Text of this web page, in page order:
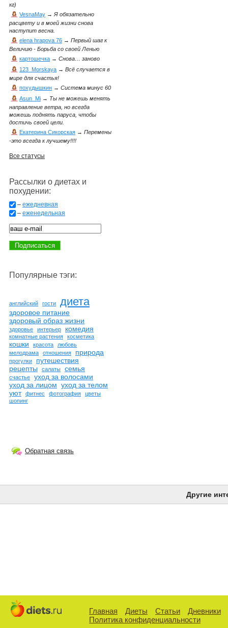
кг)
VesnaMay →Я обязательно
расцвету и в моей жизни снова
наступит весна.
elena hrapova 76 → Первый шаг к
Величию - Борьба со своей Ленью
картошечка → Снова… заново
123_Morskaya → Всё случается в
мире для счастья!
похудышкин → Система минус 60
Asun_Mi → Ты не можешь менять
направление ветра, но всегда
можешь поднять паруса, чтобы
достичь своей цели.
Екатерина Сикорская → Перемены
-это всегда к лучшему!!!!
Все статусы
Рассылки о диетах и
похудении:
– ежедневная
– еженедельная
Популярные тэги:
английский гости диета
здоровое питание
здоровый образ жизни
здоровье интерьер комедия
комнатные растения косметика
кошки красота
любовь
мелодрама
отношения природа
прогулки
путешествия
рецепты
салаты семья
счастье
уход за волосами
уход за лицом уход за телом
уют
фитнес фотография
цветы
шопинг
Обратная связь
Другие
Главная Диеты Статьи
Дневники
Политика конфиденциальности